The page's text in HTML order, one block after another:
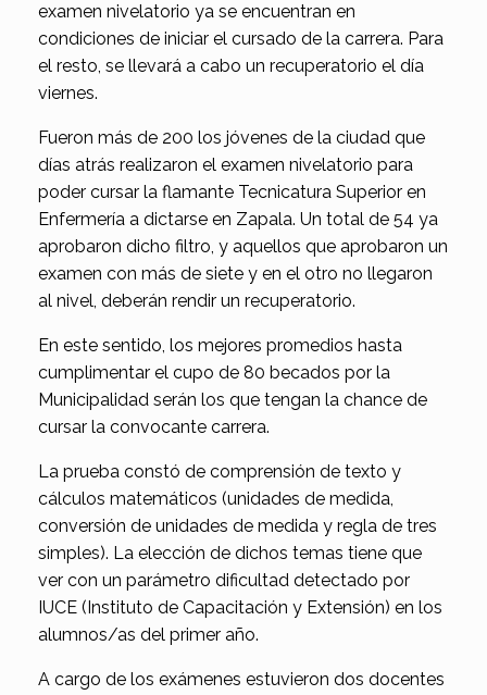
examen nivelatorio ya se encuentran en
condiciones de iniciar el cursado de la carrera. Para
el resto, se llevará a cabo un recuperatorio el día
viernes.
Fueron más de 200 los jóvenes de la ciudad que
días atrás realizaron el examen nivelatorio para
poder cursar la flamante Tecnicatura Superior en
Enfermería a dictarse en Zapala. Un total de 54 ya
aprobaron dicho filtro, y aquellos que aprobaron un
examen con más de siete y en el otro no llegaron
al nivel, deberán rendir un recuperatorio.
En este sentido, los mejores promedios hasta
cumplimentar el cupo de 80 becados por la
Municipalidad serán los que tengan la chance de
cursar la convocante carrera.
La prueba constó de comprensión de texto y
cálculos matemáticos (unidades de medida,
conversión de unidades de medida y regla de tres
simples). La elección de dichos temas tiene que
ver con un parámetro dificultad detectado por
IUCE (Instituto de Capacitación y Extensión) en los
alumnos/as del primer año.
A cargo de los exámenes estuvieron dos docentes